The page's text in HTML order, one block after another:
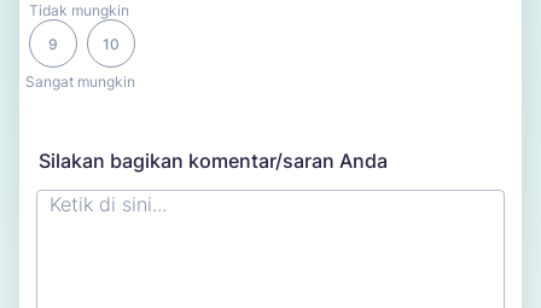
Tidak mungkin
9
Sangat mungkin
10
Silakan bagikan komentar/saran Anda